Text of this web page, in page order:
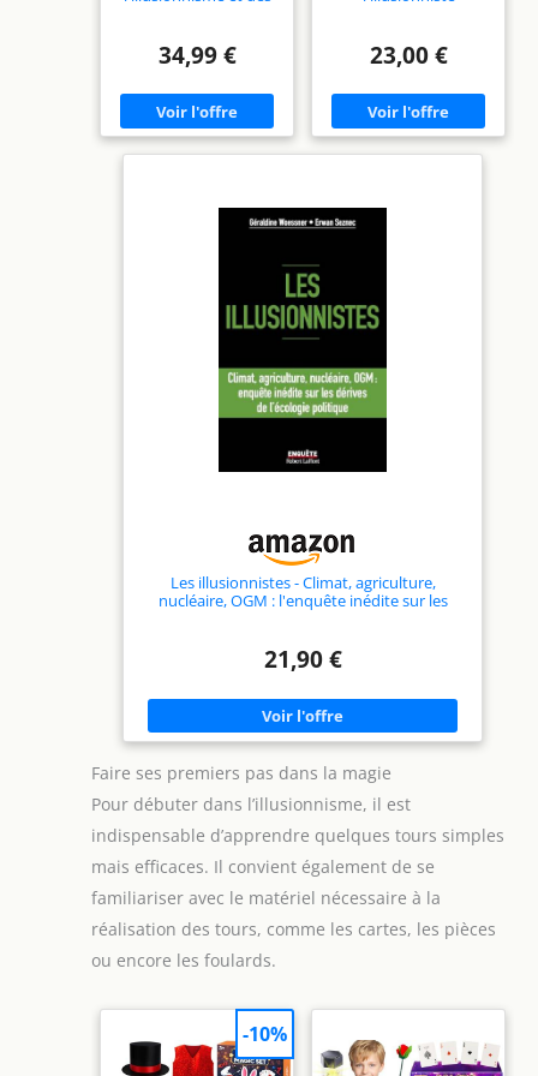
34,99 € 23,00 €
Les illusionnistes - Climat, agriculture,
nucléaire, OGM : l'enquête inédite sur les
21,90 €
Faire ses premiers pas dans la magie
Pour débuter dans l’illusionnisme, il est
indispensable d’apprendre quelques tours simples
mais efficaces. Il convient également de se
familiariser avec le matériel nécessaire à la
réalisation des tours, comme les cartes, les pièces
ou encore les foulards.
-10%